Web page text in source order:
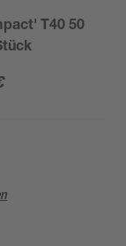
T40 50